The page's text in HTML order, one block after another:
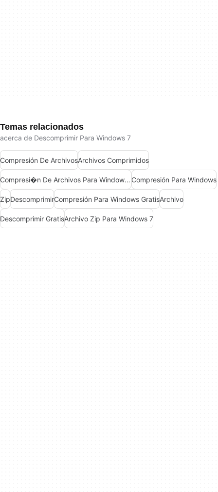
Temas relacionados
acerca de Descomprimir Para Windows 7
Compresión De ArchivosArchivos Comprimidos
Compresi�n De Archivos Para Windows 10 Compresión Para Windows
ZipDescomprimirCompresión Para Windows GratisArchivo
Descomprimir GratisArchivo Zip Para Windows 7